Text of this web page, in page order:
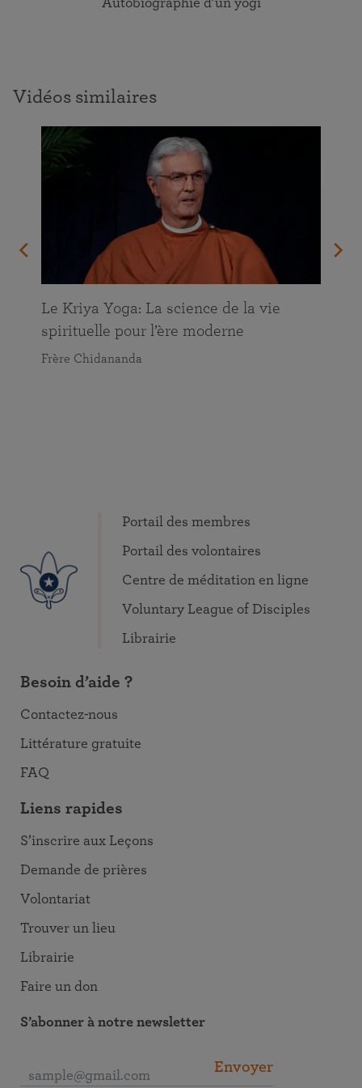
Autobiographie d’un yogi
Vidéos similaires
Le Kriya Yoga: La science de la vie
spirituelle pour l’ère moderne
Frère Chidananda
Portail des membres
Portail des volontaires
Centre de méditation en ligne
Voluntary League of Disciples
Librairie
Besoin d’aide ?
Contactez-nous
Littérature gratuite
FAQ
Liens rapides
S’inscrire aux Leçons
Demande de prières
Volontariat
Trouver un lieu
Librairie
Faire un don
S’abonner à notre newsletter
Envoyer